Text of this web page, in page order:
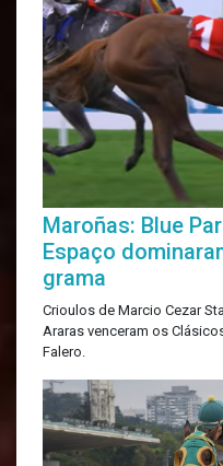
Maroñas: Blue
Espaço
grama
Crioulos de Marcio Cezar
Araras venceram os
Falero.